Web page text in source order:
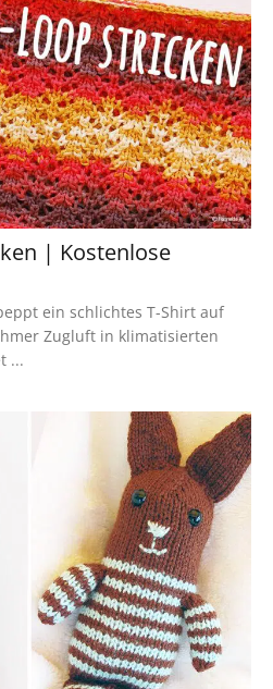
| Kostenlose
ein schlichtes T-Shirt auf
Zugluft in klimatisierten
...